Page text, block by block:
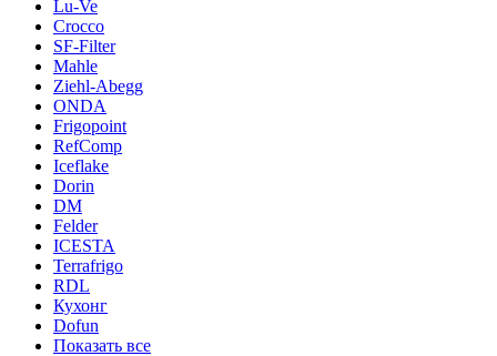
Lu-Ve
Crocco
SF-Filter
Mahle
Ziehl-Abegg
ONDA
Frigopoint
RefComp
Iceflake
Dorin
DM
Felder
ICESTA
Terrafrigo
RDL
Кухонг
Dofun
Показать все